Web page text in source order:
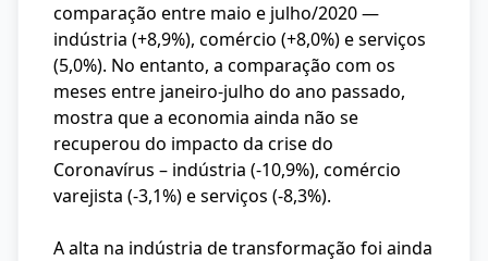
comparação entre maio e julho/2020 —
indústria (+8,9%), comércio (+8,0%) e serviços
(5,0%). No entanto, a comparação com os
meses entre janeiro-julho do ano passado,
mostra que a economia ainda não se
recuperou do impacto da crise do
Coronavírus – indústria (-10,9%), comércio
varejista (-3,1%) e serviços (-8,3%).
A alta na indústria de transformação foi ainda